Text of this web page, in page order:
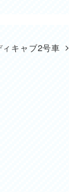
キャブ2号車